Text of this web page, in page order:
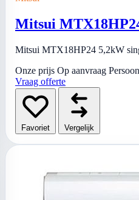
Mitsui
Mitsui MTX18HP24 5,2kW
Onze prijs Op aanvraag
Vraag offerte
Favoriet Vergelijk